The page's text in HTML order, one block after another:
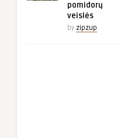
pomidorų
veislės
by zipzup